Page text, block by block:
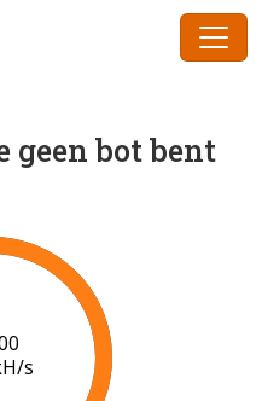
geen bot bent
s